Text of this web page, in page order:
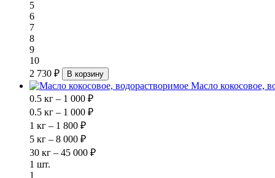
5
6
7
8
9
10
2 730 ₽
В корзину
Масло кокосовое,
0.5 кг – 1 000 ₽
0.5 кг – 1 000 ₽
1 кг – 1 800 ₽
5 кг – 8 000 ₽
30 кг – 45 000 ₽
1 шт.
1